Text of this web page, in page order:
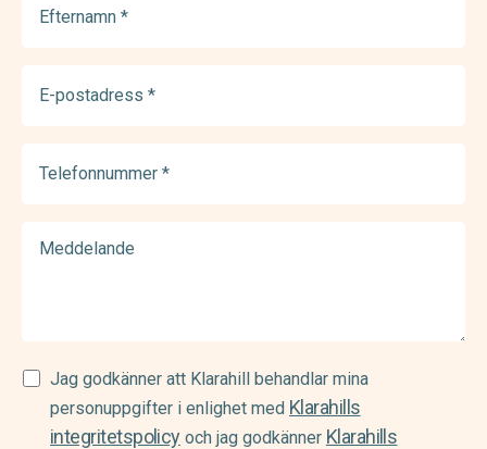
(Required)
postadress
(Required)
Samtycke
(Required)
Jag godkänner att Klarahill behandlar mina
personuppgifter i enlighet med Klarahills
integritetspolicyoch jag godkänner Klarahills